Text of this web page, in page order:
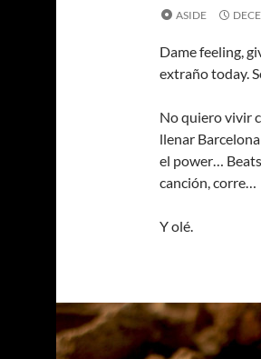
ASIDE
Dame feeling,
extraño today.
No quiero vivir
llenar
el power…
canción, corre…
Y olé.